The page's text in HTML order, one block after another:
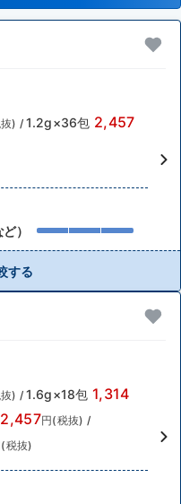
) / 1.2g×36包 2,457
）
する
) / 1.6g×18包 1,314
2,457円(税抜) /
税抜)